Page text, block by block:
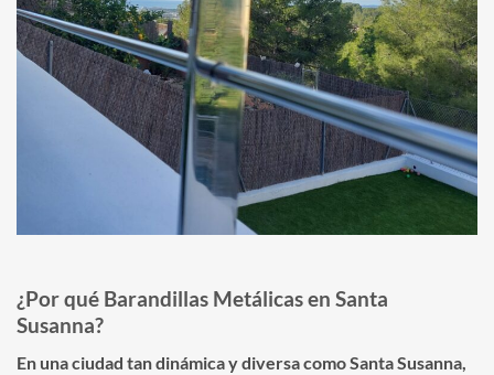
¿Por qué Barandillas Metálicas en Santa
Susanna?
En una ciudad tan dinámica y diversa como Santa Susanna,